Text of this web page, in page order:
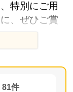
特別にご用
、ぜひご賞
81